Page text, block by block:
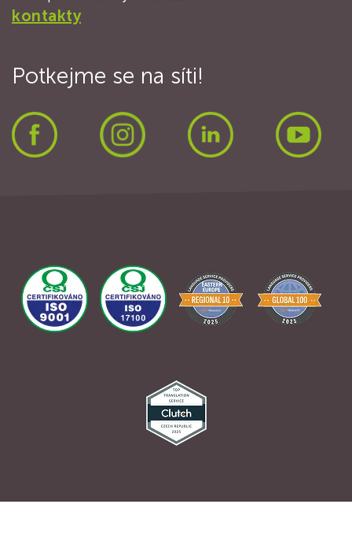
kontakty
Potkejme se na síti!